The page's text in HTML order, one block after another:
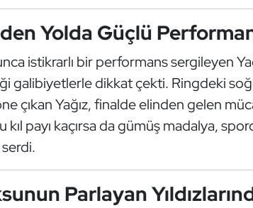
Yolda Güçlü
istikrarlı bir performans sergileyen
galibiyetlerle dikkat çekti. Ringdeki
çıkan Yağız, finalde elinden gelen
kıl payı kaçırsa da gümüş madalya,
Parlayan